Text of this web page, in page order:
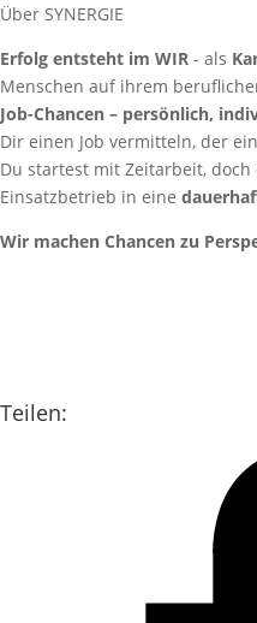
Über SYNERGIE
Erfolg entsteht im WIR - als
Menschen auf ihrem
Job-Chancen – persönlich,
Dir einen Job vermitteln, der
Du startest mit Zeitarbeit, doch
Einsatzbetrieb in eine
Wir machen Chancen zu
Teilen: